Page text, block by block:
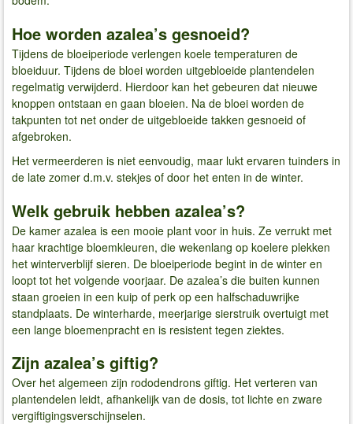
Hoe worden azalea’s gesnoeid?
Tijdens de bloeiperiode verlengen koele temperaturen de
bloeiduur. Tijdens de bloei worden uitgebloeide plantendelen
regelmatig verwijderd. Hierdoor kan het gebeuren dat nieuwe
knoppen ontstaan en gaan bloeien. Na de bloei worden de
takpunten tot net onder de uitgebloeide takken gesnoeid of
afgebroken.
Het vermeerderen is niet eenvoudig, maar lukt ervaren tuinders in
de late zomer d.m.v. stekjes of door het enten in de winter.
Welk gebruik hebben azalea’s?
De kamer azalea is een mooie plant voor in huis. Ze verrukt met
haar krachtige bloemkleuren, die wekenlang op koelere plekken
het winterverblijf sieren. De bloeiperiode begint in de winter en
loopt tot het volgende voorjaar. De azalea’s die buiten kunnen
staan groeien in een kuip of perk op een halfschaduwrijke
standplaats. De winterharde, meerjarige sierstruik overtuigt met
een lange bloemenpracht en is resistent tegen ziektes.
Zijn azalea’s giftig?
Over het algemeen zijn rododendrons giftig. Het verteren van
plantendelen leidt, afhankelijk van de dosis, tot lichte en zware
vergiftigingsverschijnselen.